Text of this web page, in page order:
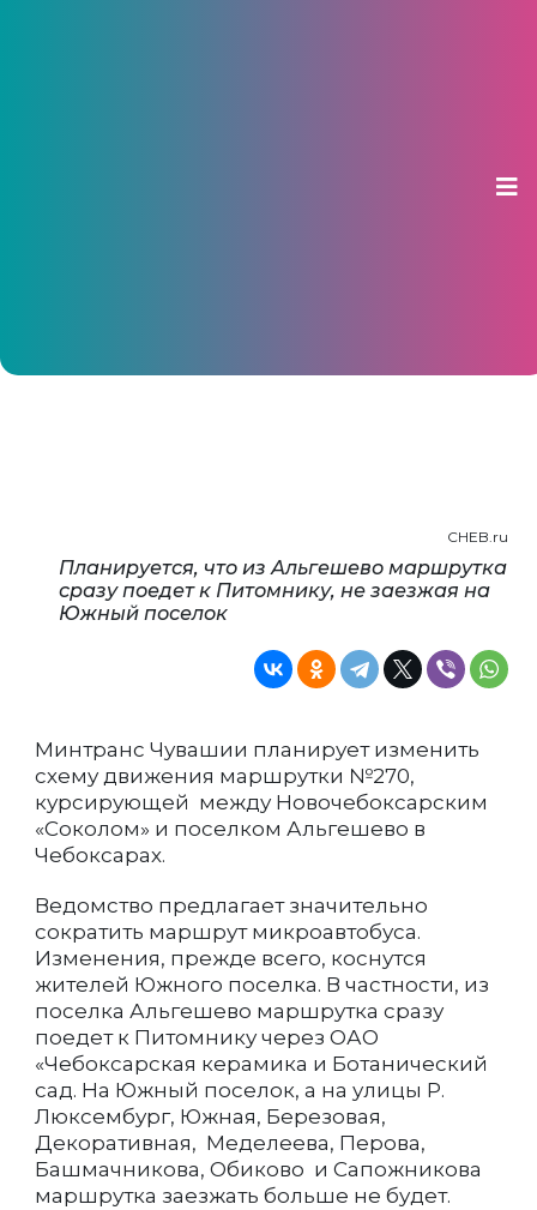
CHEB.ru
Планируется, что из Альгешево маршрутка
сразу поедет к Питомнику, не заезжая на
Южный поселок
Минтранс Чувашии планирует изменить
схему движения маршрутки №270,
курсирующей между Новочебоксарским
«Соколом» и поселком Альгешево в
Чебоксарах.
Ведомство предлагает значительно
сократить маршрут микроавтобуса.
Изменения, прежде всего, коснутся
жителей Южного поселка. В частности, из
поселка Альгешево маршрутка сразу
поедет к Питомнику через ОАО
«Чебоксарская керамика и Ботанический
сад. На Южный поселок, а на улицы Р.
Люксембург, Южная, Березовая,
Декоративная, Меделеева, Перова,
Башмачникова, Обиково и Сапожникова
маршрутка заезжать больше не будет.